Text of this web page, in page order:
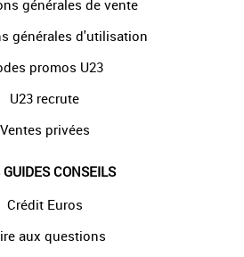
générales de vente
générales d'utilisation
promos U23
U23 recrute
Ventes privées
GUIDES CONSEILS
Crédit Euros
aux questions